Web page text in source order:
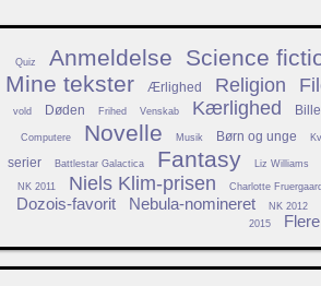
Quiz Anmeldelse Science
Mine tekster
Ærlighed Religion
vold Døden Frihed Venskab Kærlighed
Computere Novelle Musik Børn og unge
serier
Battlestar Galactica Fantasy Liz Williams
NK 2011 Niels Klim-prisen Charlotte Fruergaard
Dozois-favorit
Nebula-nomineret NK 2012
2015